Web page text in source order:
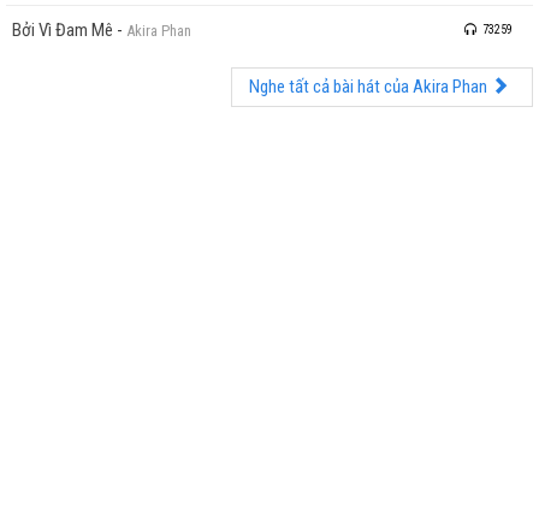
Bởi Vì Đam Mê - Akira Phan 73259
Nghe tất cả bài hát của Akira Phan